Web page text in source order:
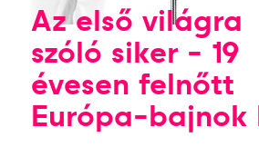
Az első világra
szóló siker - 19
évesen felnőtt
Európa-bajnok